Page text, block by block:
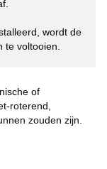
wordt de
te voltooien.
of
roterend,
zouden zijn.